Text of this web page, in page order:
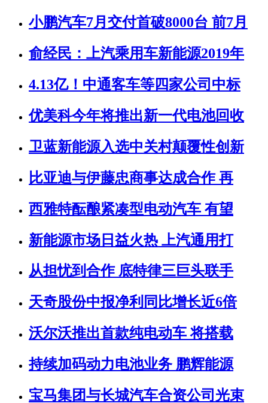
小鹏汽车7月交付首破8000台 前7月
俞经民：上汽乘用车新能源2019年
4.13亿！中通客车等四家公司中标
优美科今年将推出新一代电池回收
卫蓝新能源入选中关村颠覆性创新
比亚迪与伊藤忠商事达成合作 再
西雅特酝酿紧凑型电动汽车 有望
新能源市场日益火热 上汽通用打
从担忧到合作 底特律三巨头联手
天奇股份中报净利同比增长近6倍
沃尔沃推出首款纯电动车 将搭载
持续加码动力电池业务 鹏辉能源
宝马集团与长城汽车合资公司光束